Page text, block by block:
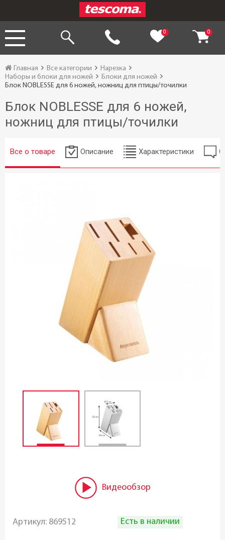
0 0
Главная Все категории
Нарезка
Наборы и блоки для ножей
Блоки для ножей
Блок NOBLESSE для 6 ножей, ножниц для птицы/точилки
Блок NOBLESSE для 6 ножей,
ножниц для птицы/точилки
Все о товаре Описание Характеристики
Видеообзор
Артикул: 869512 Есть в наличии